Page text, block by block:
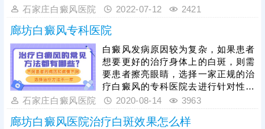
能制定更合适的治疗方案，不让患者
选择，看下方可了解更详细的介绍。
石家庄白癜风医院 2022-07-12 2421
廊坊白癜风专科医院
白癜风发病原因较为复杂，如果患者
想要更好的治疗身体上的白斑，则需
要患者擦亮眼睛，选择一家正规的治
疗白癜风的专科医院去进行针对性的
治疗，专病专治，效果更好。远大中
医皮肤病医院是一家正规的治疗白癜
风的专科医院，不仅有着临床经验丰
石家庄白癜风医院 2020-08-14 3963
廊坊白癜风医院治疗白斑效果怎么样